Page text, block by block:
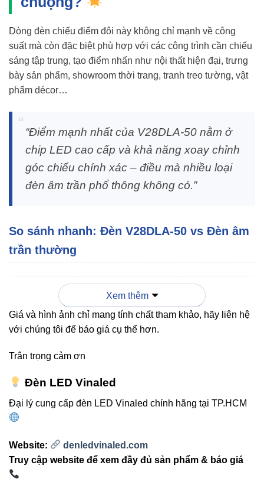
Dòng đèn chiếu điểm đôi này không chỉ mạnh về công
suất mà còn đặc biệt phù hợp với các công trình cần chiếu
sáng tập trung, tạo điểm nhấn như nội thất hiện đại, trưng
bày sản phẩm, showroom thời trang, tranh treo tường, vật
phẩm décor…
“Điểm mạnh nhất của V28DLA-50 nằm ở
chip LED cao cấp và khả năng xoay chỉnh
góc chiếu chính xác – điều mà nhiều loại
đèn âm trần phổ thông không có.”
So sánh nhanh: Đèn V28DLA-50 vs Đèn âm
trần thường
TIÊU CHÍ
VINALED
ĐÈN ÂM
TRẦN
THƯỜNG
Công suất 50W (2×25W)
Chiếu điểm –
Xem thêm
Giá và hình ảnh chỉ mang tính chất tham khảo, hãy liên hệ
với chúng tôi để báo giá cụ thể hơn.
Trân trọng cảm ơn
Đèn LED Vinaled
Đại lý cung cấp đèn LED Vinaled chính hãng tại TP.HCM
Website:
denledvinaled.com
Truy cập website để xem đầy đủ sản phẩm & báo giá